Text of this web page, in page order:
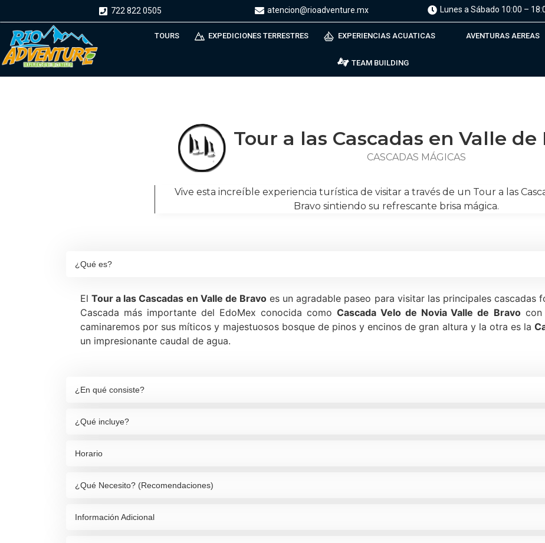
722 822 0505 atencion@rioadventure.mx Lunes a Sábado 10:00 –
TOURS EXPEDICIONES TERRESTRES EXPERIENCIAS ACUATICAS AVENTURAS AEREAS
TEAM BUILDING
Tour a las Cascadas en Valle de
CASCADAS MÁGICAS
Vive esta increíble experiencia turística de visitar a través de un Tour a las
Bravo sintiendo su refrescante brisa mágica.
¿Qué es?
ElTour a las Cascadas en Valle de Bravoes un agradable paseo para visitar las principales cascadas
Cascada más importante del EdoMex conocida como Cascada Velo de Novia Valle de Bravo
caminaremos por sus míticos y majestuosos bosque de pinos y encinos de gran altura y la otra es la
un impresionante caudal de agua.
¿En qué consiste?
¿Qué incluye?
Horario
¿Qué Necesito? (Recomendaciones)
Información Adicional